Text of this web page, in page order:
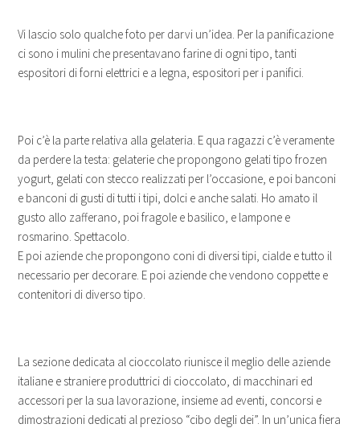
Vi lascio solo qualche foto per darvi un’idea. Per la panificazione
ci sono i mulini che presentavano farine di ogni tipo, tanti
espositori di forni elettrici e a legna, espositori per i panifici.
Poi c’è la parte relativa alla gelateria. E qua ragazzi c’è veramente
da perdere la testa: gelaterie che propongono gelati tipo frozen
yogurt, gelati con stecco realizzati per l’occasione, e poi banconi
e banconi di gusti di tutti i tipi, dolci e anche salati. Ho amato il
gusto allo zafferano, poi fragole e basilico, e lampone e
rosmarino. Spettacolo.
E poi aziende che propongono coni di diversi tipi, cialde e tutto il
necessario per decorare. E poi aziende che vendono coppette e
contenitori di diverso tipo.
La sezione dedicata al cioccolato riunisce il meglio delle aziende
italiane e straniere produttrici di cioccolato, di macchinari ed
accessori per la sua lavorazione, insieme ad eventi, concorsi e
dimostrazioni dedicati al prezioso “cibo degli dei”. In un’unica fiera